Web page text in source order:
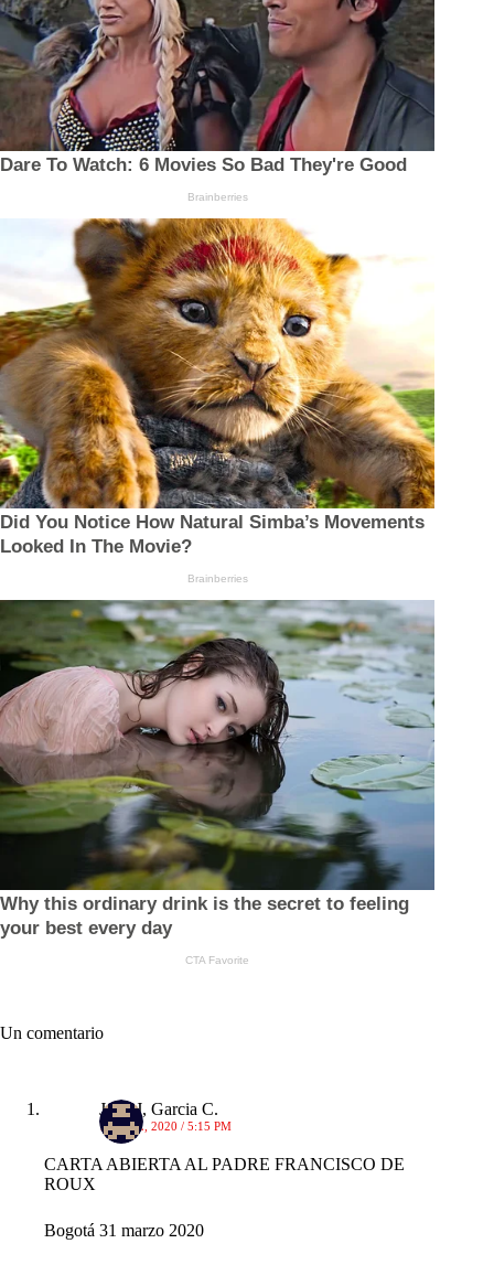
Un comentario
Juan J, Garcia C.
1 ABRIL, 2020 / 5:15 PM
CARTA ABIERTA AL PADRE FRANCISCO DE
ROUX
Bogotá 31 marzo 2020